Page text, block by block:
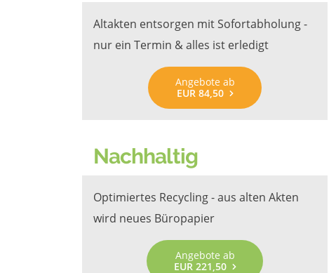
Altakten entsorgen mit Sofortabholung -
nur ein Termin & alles ist erledigt
Angebote ab
EUR 84,50
Nachhaltig
Optimiertes Recycling - aus alten Akten
wird neues Büropapier
Angebote ab
EUR 221,50